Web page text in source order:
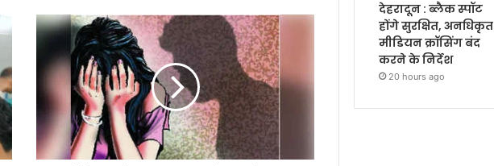
देहरादून : ब्लैक स्पॉट
होंगे सुरक्षित, अनधिकृत
मीडियन क्रॉसिंग बंद
करने के निर्देश
20 hours ago